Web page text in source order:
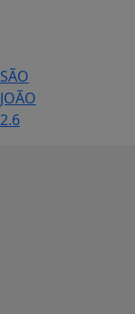
SÃO
JOÃO
2.6